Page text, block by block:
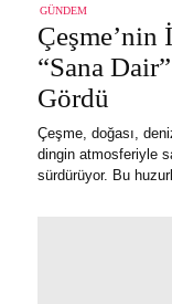
GÜNDEM
Çeşme’nin
“Sana
Gördü
Çeşme, doğası,
dingin atmosferiyle
sürdürüyor. Bu